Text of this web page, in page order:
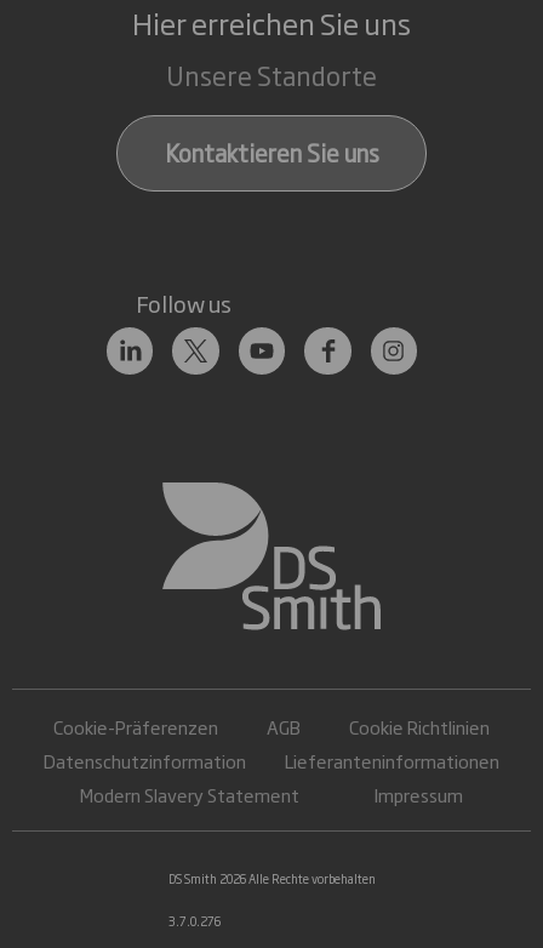
Hier erreichen Sie uns
Unsere Standorte
Kontaktieren Sie uns
Follow us
Cookie-Präferenzen AGB
Cookie Richtlinien
Datenschutzinformation
Lieferanteninformationen
Modern Slavery Statement
Impressum
DS Smith 2026 Alle Rechte vorbehalten
3.7.0.276